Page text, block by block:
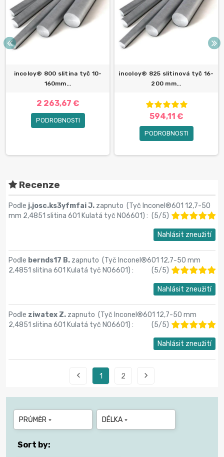
incoloy® 800 slitina tyč 10-
160mm...
2 263,67 €
PODROBNOSTI
incoloy® 825 slitinová tyč 16-
200 mm...
594,11 €
PODROBNOSTI
Recenze
Podle j.josc.ks3yfmfai J. zapnuto (Tyč Inconel®601 12,7-50
mm 2,4851 slitina 601 Kulatá tyč N06601) : (5/5)
Nahlásit zneužití
Podle bernds17 B. zapnuto (Tyč Inconel®601 12,7-50 mm
2,4851 slitina 601 Kulatá tyč N06601) : (5/5)
Nahlásit zneužití
Podle ziwatex Z. zapnuto (Tyč Inconel®601 12,7-50 mm
2,4851 slitina 601 Kulatá tyč N06601) : (5/5)
Nahlásit zneužití
 1 2 
PRŮMĚR  DÉLKA 
Sort by: